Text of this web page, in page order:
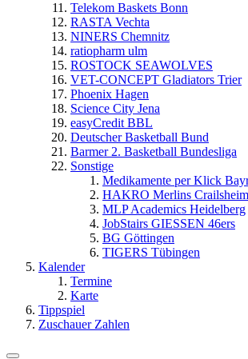
Telekom Baskets Bonn
RASTA Vechta
NINERS Chemnitz
ratiopharm ulm
ROSTOCK SEAWOLVES
VET-CONCEPT Gladiators Trier
Phoenix Hagen
Science City Jena
easyCredit BBL
Deutscher Basketball Bund
Barmer 2. Basketball Bundesliga
Sonstige
Medikamente per Klick
HAKRO Merlins Crailsheim
MLP Academics Heidelberg
JobStairs GIESSEN 46ers
BG Göttingen
TIGERS Tübingen
Kalender
Termine
Karte
Tippspiel
Zuschauer Zahlen